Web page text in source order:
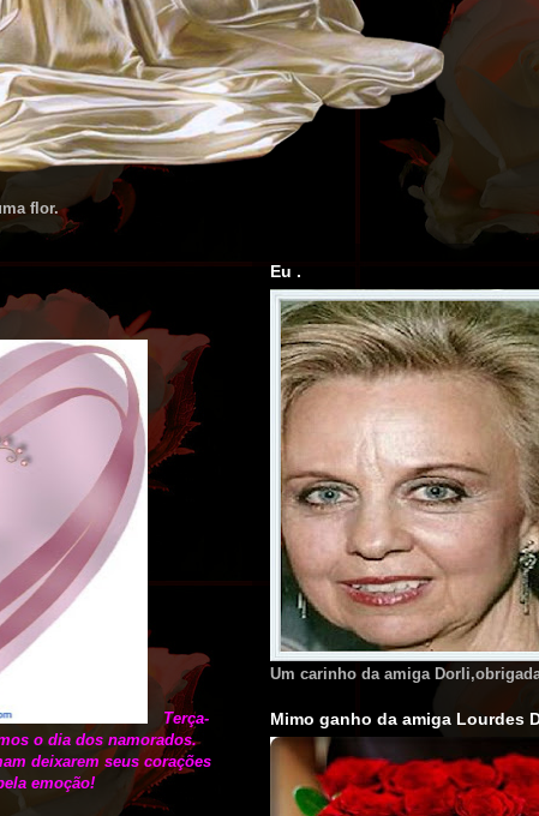
flor.
Terça-
o dia dos namorados.
deixarem seus corações
emoção!
Eu .
Um carinho da amiga
Mimo ganho da amiga Lourdes